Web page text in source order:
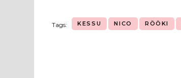
Tags: KESSU NICO RÖÖKI